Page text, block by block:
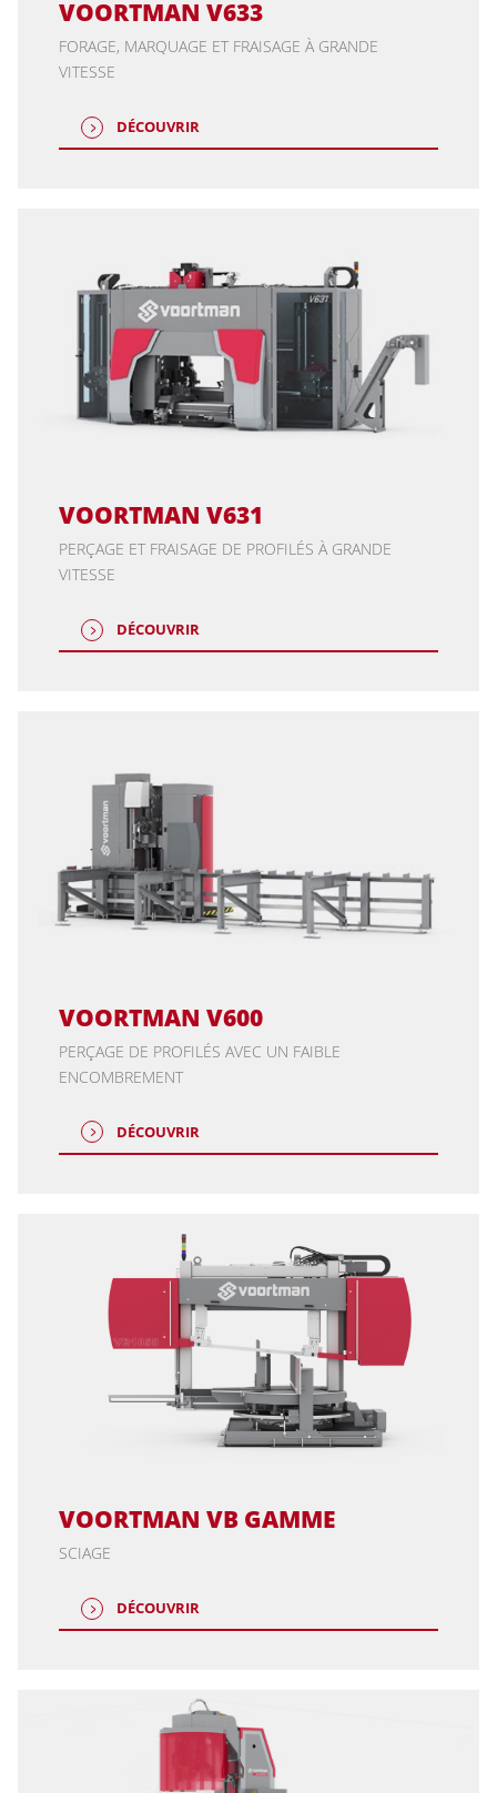
VOORTMAN V633
FORAGE, MARQUAGE ET FRAISAGE À GRANDE
VITESSE
DÉCOUVRIR
VOORTMAN V631
PERÇAGE ET FRAISAGE DE PROFILÉS À GRANDE
VITESSE
DÉCOUVRIR
VOORTMAN V600
PERÇAGE DE PROFILÉS AVEC UN FAIBLE
ENCOMBREMENT
DÉCOUVRIR
VOORTMAN VB GAMME
SCIAGE
DÉCOUVRIR